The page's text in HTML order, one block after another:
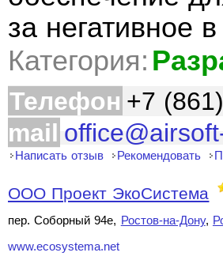
за негативное в
Категория:
Телефон +7
mail
Написать отзыв Рекомендовать
ООО Проект ЭкоСистема
пер. Соборный 94е, Ростов-на-Дону,
www.ecosystema.net